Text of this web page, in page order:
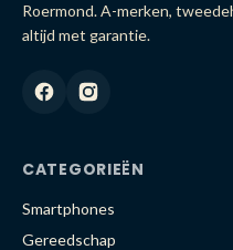
Roermond. A-merken,
altijd met garantie.
CATEGORIEËN
Smartphones
Gereedschap